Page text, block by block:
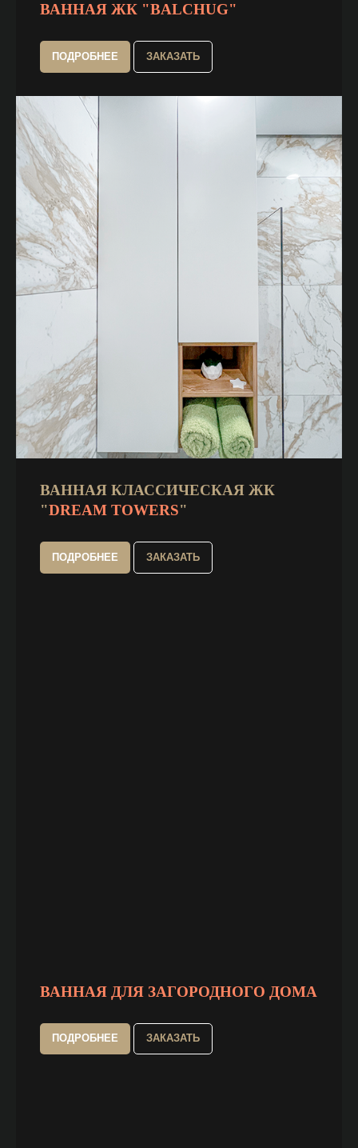
ВАННАЯ ЖК "BALCHUG"
ПОДРОБНЕЕ ЗАКАЗАТЬ
ВАННАЯ КЛАССИЧЕСКАЯ ЖК
"DREAM TOWERS"
ПОДРОБНЕЕ ЗАКАЗАТЬ
ВАННАЯ ДЛЯ ЗАГОРОДНОГО ДОМА
ПОДРОБНЕЕ ЗАКАЗАТЬ